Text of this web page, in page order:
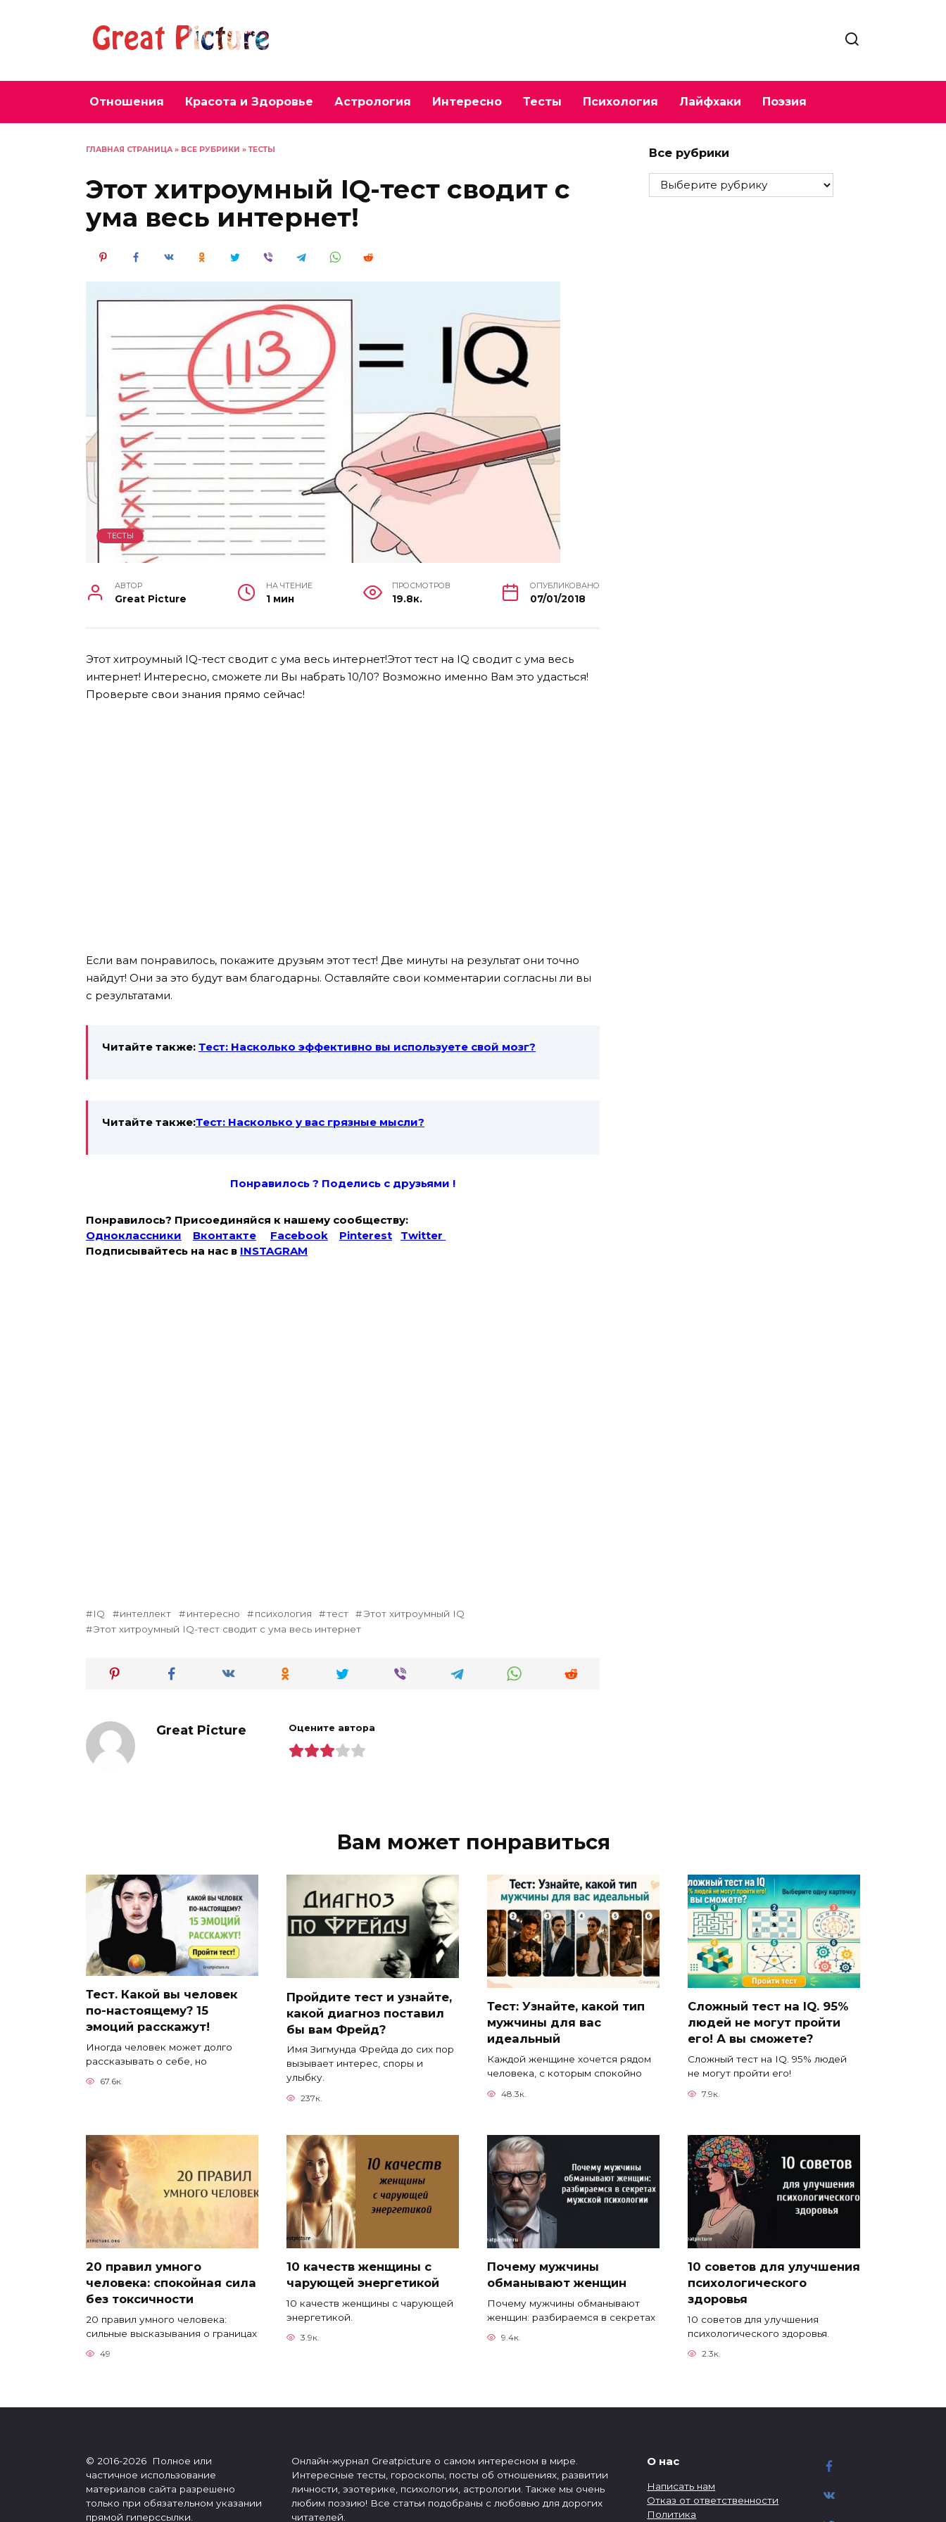
Отношения Красота и Здоровье Астрология Интересно Тесты Психология Лайфхаки Поэзия
ГЛАВНАЯ СТРАНИЦА » ВСЕ РУБРИКИ »ТЕСТЫ
Этот хитроумный IQ-тест сводит с
ума весь интернет!
ТЕСТЫ
АВТОР
Great Picture
НА ЧТЕНИЕ
1 мин
ПРОСМОТРОВ
19.8к.
ОПУБЛИКОВАНО
07/01/2018
Этот хитроумный IQ-тест сводит с ума весь интернет!Этот тест на IQ сводит с ума весь
интернет! Интересно, сможете ли Вы набрать 10/10? Возможно именно Вам это удасться!
Проверьте свои знания прямо сейчас!
Если вам понравилось, покажите друзьям этот тест! Две минуты на результат они точно
найдут! Они за это будут вам благодарны. Оставляйте свои комментарии согласны ли вы
с результатами.
Читайте также: Тест: Насколько эффективно вы используете свой мозг?
Читайте также:Тест: Насколько у вас грязные мысли?
Понравилось ? Поделись с друзьями !
Понравилось? Присоединяйся к нашему сообществу:
Одноклассники
Вконтакте Facebook Pinterest
Twitter
Подписывайтесь на наc в INSTAGRAM
IQ интеллект интересно психология тест
Этот хитроумный IQ
Этот хитроумный IQ-тест сводит с ума весь интернет
Great Picture Оцените автора
Все рубрики
Все
рубрики
Вам может понравиться
Тест. Какой вы человек
по-настоящему? 15
эмоций расскажут!
Иногда человек может долго
рассказывать о себе, но
67.6к.
Пройдите тест и узнайте,
какой диагноз поставил
бы вам Фрейд?
Имя Зигмунда Фрейда до сих пор
вызывает интерес, споры и
улыбку.
237к.
Тест: Узнайте, какой тип
мужчины для вас
идеальный
Каждой женщине хочется рядом
человека, с которым спокойно
48.3к.
Сложный тест на IQ. 95%
людей не могут пройти
его! А вы сможете?
Сложный тест на IQ. 95% людей
не могут пройти его!
7.9к.
20 правил умного
человека: спокойная сила
без токсичности
20 правил умного человека:
сильные высказывания о границах
49
10 качеств женщины с
чарующей энергетикой
10 качеств женщины с чарующей
энергетикой.
3.9к.
Почему мужчины
обманывают женщин
Почему мужчины обманывают
женщин: разбираемся в секретах
9.4к.
10 советов для улучшения
психологического
здоровья
10 советов для улучшения
психологического здоровья.
2.3к.
© 2016-2026 Полное или
частичное использование
материалов сайта разрешено
только при обязательном указании
прямой гиперссылки.
Онлайн-журнал Greatpicture о самом интересном в мире.
Интересные тесты, гороскопы, посты об отношениях, развитии
личности, эзотерике, психологии, астрологии. Также мы очень
любим поэзию! Все статьи подобраны с любовью для дорогих
читателей.
О нас
Написать нам
Отказ от ответственности
Политика